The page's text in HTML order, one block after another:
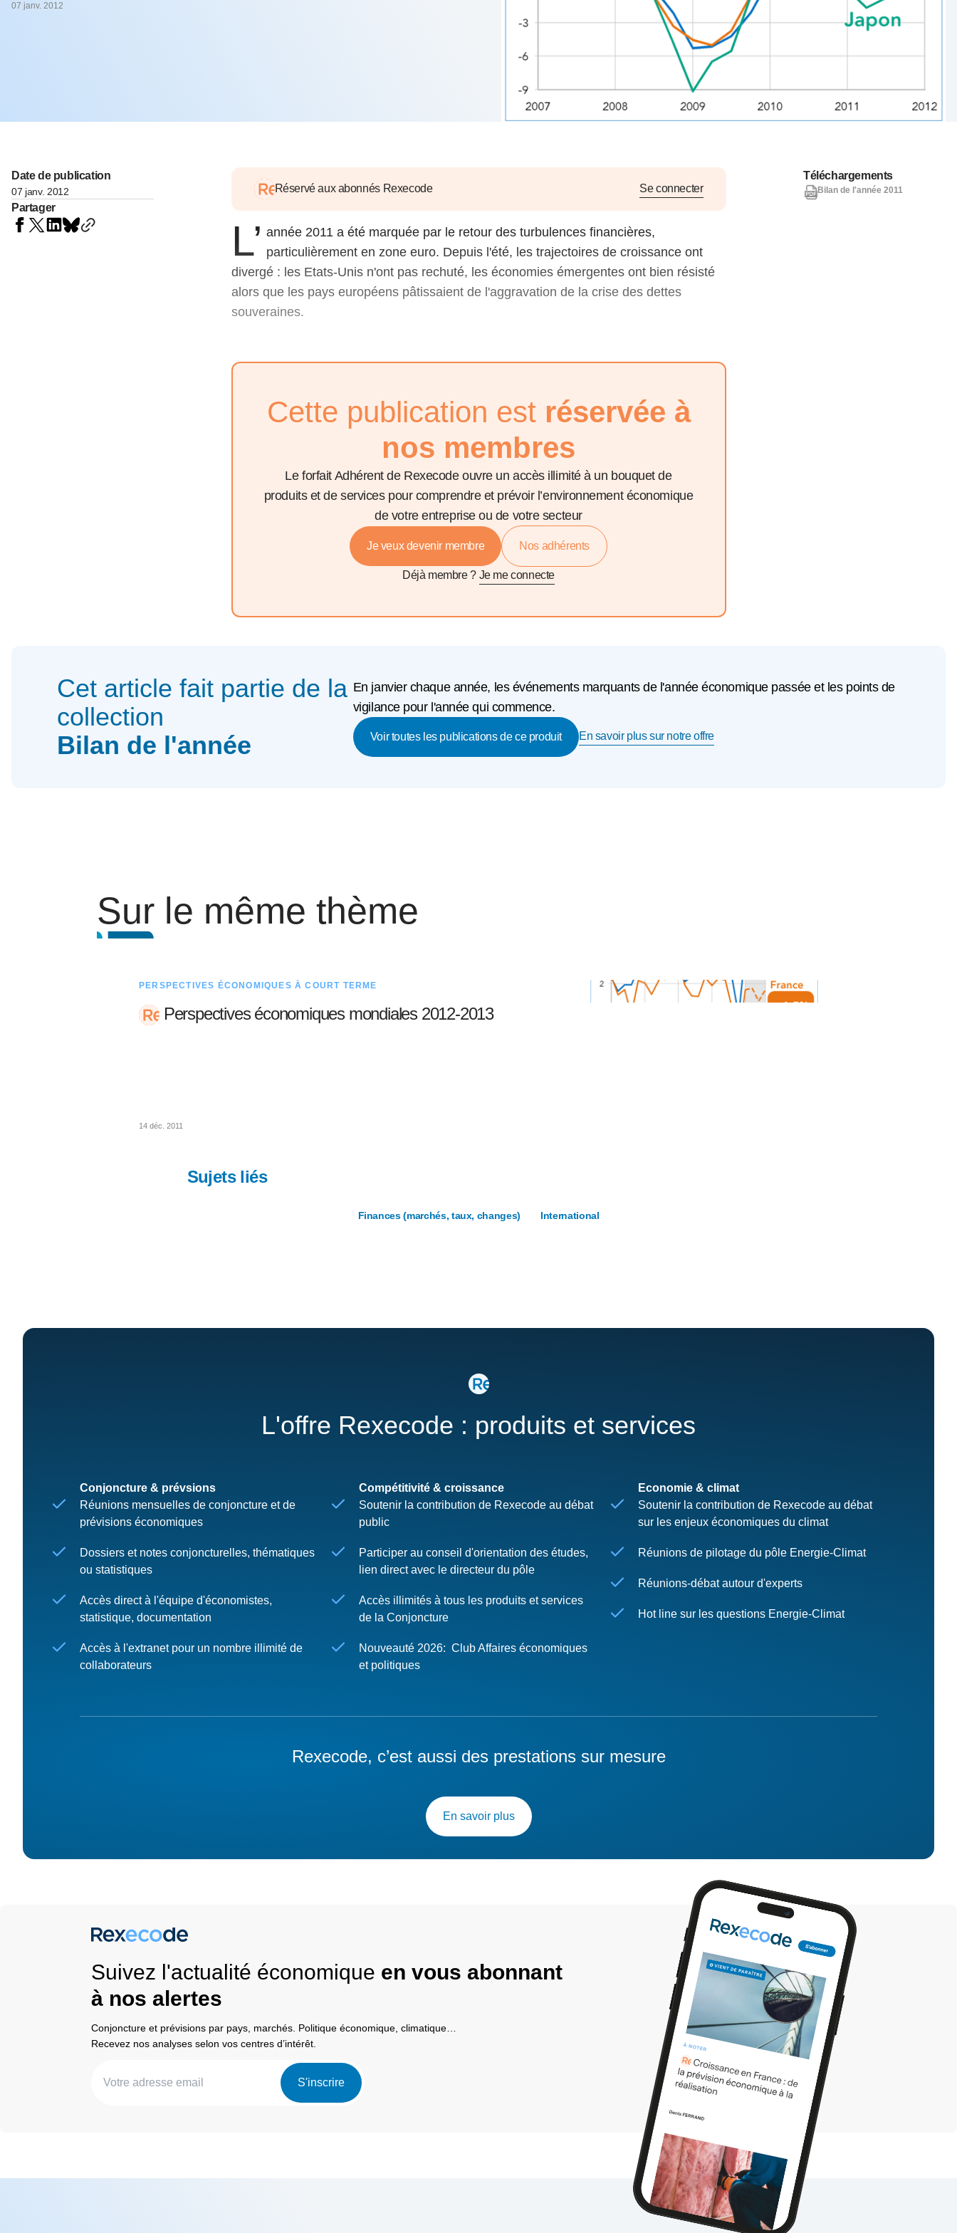
Voir tous les pays
Voir tous les économistes
l’Okavango
Voir toute la presse
d'Olivier Redoulès au Sénat pour
Rexecode
Mieux concilier décarbonation et
stratégie climat
20 déc. 2024
Voir toutes les instances
07 janv. 2012
Date de publication
07 janv. 2012
Partager
Réservé aux abonnés Rexecode Se connecter
L’ année 2011 a été marquée par le retour des turbulences financières,
particulièrement en zone euro. Depuis l'été, les trajectoires de croissance ont
divergé : les Etats-Unis n'ont pas rechuté, les économies émergentes ont bien résisté
alors que les pays européens pâtissaient de l'aggravation de la crise des dettes
souveraines.
Cette publication est réservée à
nos membres
Le forfait Adhérent de Rexecode ouvre un accès illimité à un bouquet de
produits et de services pour comprendre et prévoir l’environnement économique
de votre entreprise ou de votre secteur
Je veux devenir membre Nos adhérents
Déjà membre ? Je me connecte
Téléchargements
Bilan de l'année 2011
Cet article fait partie de la
collection
Bilan de l'année
En janvier chaque année, les événements marquants de l'année économique passée et les points de
vigilance pour l'année qui commence.
Voir toutes les publications de ce produit En savoir plus sur notre offre
Sur le même thème
PERSPECTIVES ÉCONOMIQUES À COURT TERME
Perspectives économiques mondiales 2012-2013
14 déc. 2011
Sujets liés
Finances (marchés, taux, changes) International
L'offre Rexecode : produits et services
Conjoncture & prévsions
Réunions mensuelles de conjoncture et de
prévisions économiques
Dossiers et notes conjoncturelles, thématiques
ou statistiques
Accès direct à l'équipe d'économistes,
statistique, documentation
Accès à l'extranet pour un nombre illimité de
collaborateurs
Compétitivité & croissance
Soutenir la contribution de Rexecode au débat
public
Participer au conseil d'orientation des études,
lien direct avec le directeur du pôle
Accès illimités à tous les produits et services
de la Conjoncture
Nouveauté 2026: Club Affaires économiques
et politiques
Economie & climat
Soutenir la contribution de Rexecode au débat
sur les enjeux économiques du climat
Réunions de pilotage du pôle Energie-Climat
Réunions-débat autour d'experts
Hot line sur les questions Energie-Climat
Rexecode, c’est aussi des prestations sur mesure
En savoir plus
Suivez l'actualité économique en vous abonnant
à nos alertes
Conjoncture et prévisions par pays, marchés. Politique économique, climatique…
Recevez nos analyses selon vos centres d’intérêt.
S'inscrire